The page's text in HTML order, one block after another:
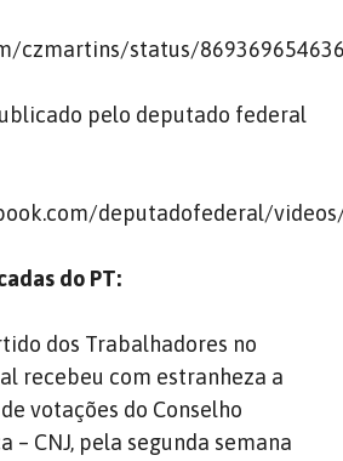
czmartins/status/
pelo deputado federal
deputadofederal/
do PT:
dos Trabalhadores no
recebeu com estranheza a
votações do Conselho
– CNJ, pela segunda semana